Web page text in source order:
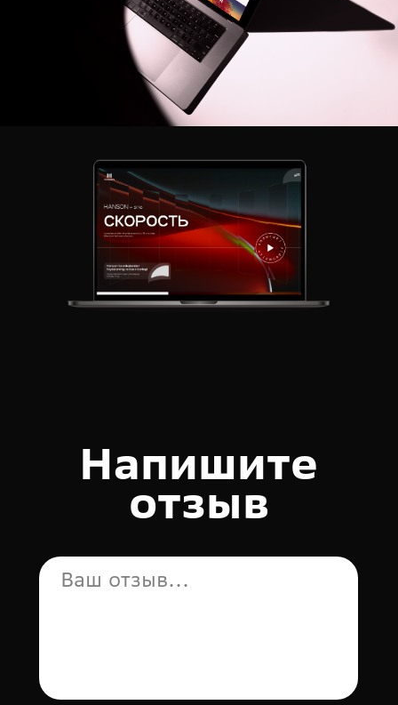
Мы запустили журнал и
социальные сети
23 октябрь. 2023
Отправить